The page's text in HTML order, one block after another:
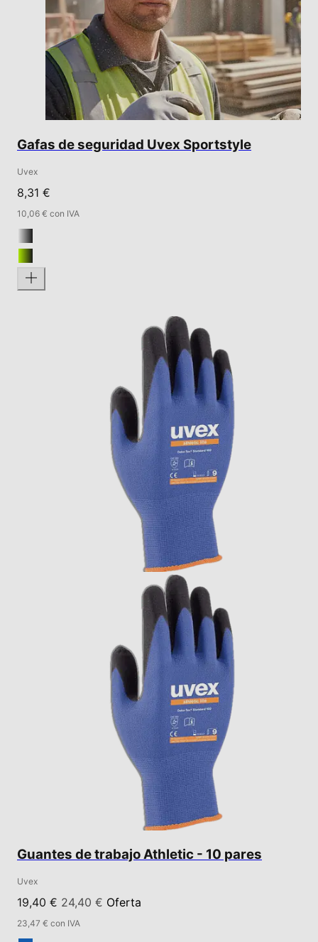
Gafas de seguridad Uvex Sportstyle
Uvex
8,31 €
10,06 € con IVA
Guantes de trabajo Athletic - 10 pares
Uvex
19,40 € 24,40 € Oferta
23,47 € con IVA